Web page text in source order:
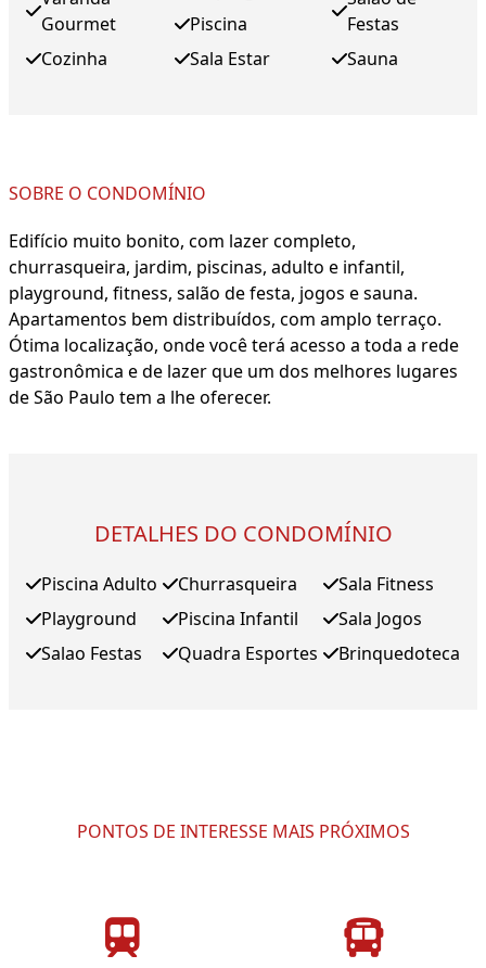
Gourmet
Cozinha
Piscina
Sala Estar
Festas
Sauna
SOBRE O CONDOMÍNIO
Edifício muito bonito, com lazer completo,
churrasqueira, jardim, piscinas, adulto e infantil,
playground, fitness, salão de festa, jogos e sauna.
Apartamentos bem distribuídos, com amplo terraço.
Ótima localização, onde você terá acesso a toda a rede
gastronômica e de lazer que um dos melhores lugares
de São Paulo tem a lhe oferecer.
DETALHES DO CONDOMÍNIO
Piscina Adulto
Playground
Salao Festas
Churrasqueira
Piscina Infantil
Quadra Esportes
Sala Fitness
Sala Jogos
Brinquedoteca
PONTOS DE INTERESSE MAIS PRÓXIMOS